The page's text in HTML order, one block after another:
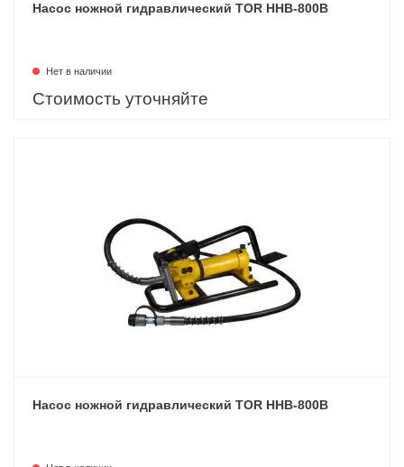
Насос ножной гидравлический TOR HHB-800B
Нет в наличии
Стоимость уточняйте
Насос ножной гидравлический TOR HHB-800B